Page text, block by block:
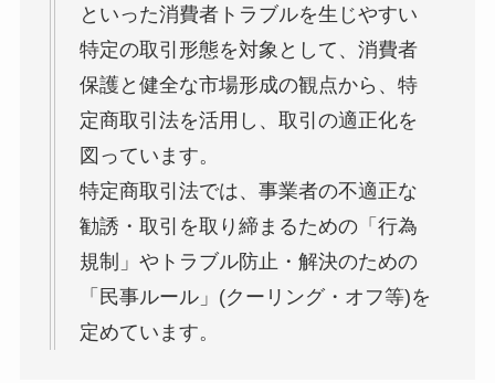
といった消費者トラブルを生じやすい
特定の取引形態を対象として、消費者
保護と健全な市場形成の観点から、特
定商取引法を活用し、取引の適正化を
図っています。
特定商取引法では、事業者の不適正な
勧誘・取引を取り締まるための「行為
規制」やトラブル防止・解決のための
「民事ルール」(クーリング・オフ等)を
定めています。